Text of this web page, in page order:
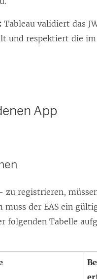
Tableau validiert das
und respektiert die
App
zu registrieren,
der EAS ein
folgenden Tabelle